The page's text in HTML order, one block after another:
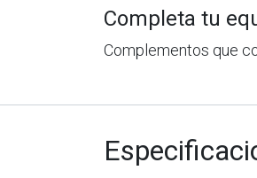
Completa tu
Complementos que